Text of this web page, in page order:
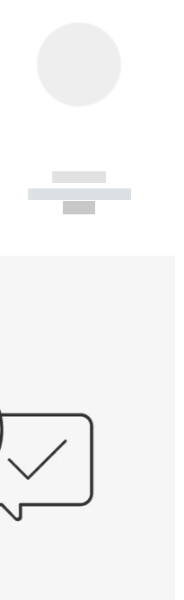
------------
----------- -----------